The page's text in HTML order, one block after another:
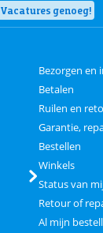
Vacatures genoeg!
Bezorgen en
Betalen
Ruilen en
Garantie,
Bestellen
Winkels
Status van
Retour of
Al mijn